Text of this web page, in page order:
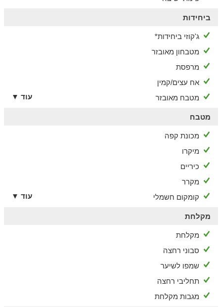
ביחידות
ג'קוזי ביחידות*
מטבחון מאובזר
מרפסת
אח עצים/קמין
מטבח מאובזר
עוד ▼
מטבח
מכונת קפה
מיקרו
כיריים
מקרר
קומקום חשמלי
עוד ▼
מקלחת
מקלחת
סבוני רחצה
שמפו לשיער
תחליבי רחצה
מגבות מקלחת